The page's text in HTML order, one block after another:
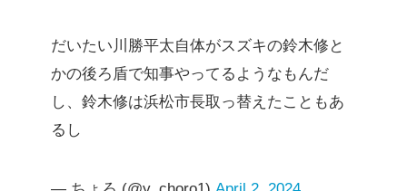
だいたい川勝平太自体がスズキの鈴木修と
かの後ろ盾で知事やってるようなもんだ
し、鈴木修は浜松市長取っ替えたこともあ
るし